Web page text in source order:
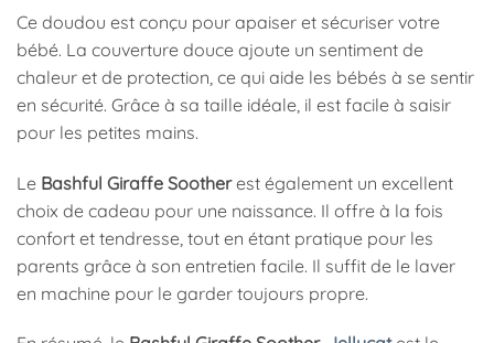
Ce doudou est conçu pour apaiser et sécuriser votre
bébé. La couverture douce ajoute un sentiment de
chaleur et de protection, ce qui aide les bébés à se sentir
en sécurité. Grâce à sa taille idéale, il est facile à saisir
pour les petites mains.
Le Bashful Giraffe Sootherest également un excellent
choix de cadeau pour une naissance. Il offre à la fois
confort et tendresse, tout en étant pratique pour les
parents grâce à son entretien facile. Il suffit de le laver
en machine pour le garder toujours propre.